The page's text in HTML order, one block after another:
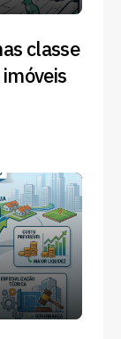
classe